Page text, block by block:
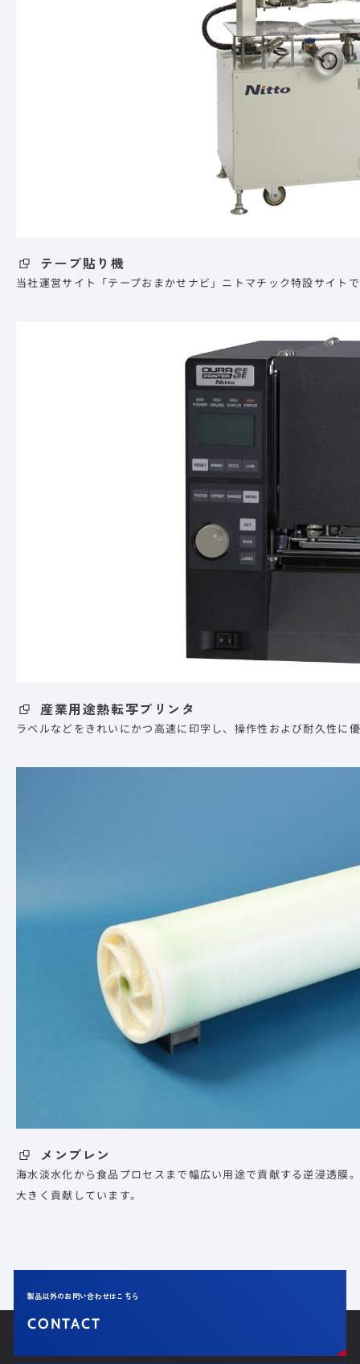
テープ貼り機
当社運営サイト「テープおまかせナビ」ニトマチック特設サイト
産業用途熱転写プリンタ
ラベルなどをきれいにかつ高速に印字し、操作性および耐久性に
メンブレン
海水淡水化から食品プロセスまで幅広い用途で貢献する逆浸透膜
大きく貢献しています。
製品以外のお問い合わせはこちら
CONTACT